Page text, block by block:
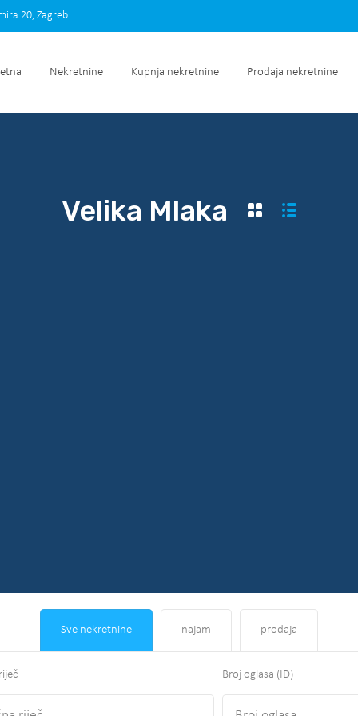
Početna Nekretnine Kupnja nekretnine Prodaja
20, Zagreb
Nekretnine Kupnja nekretnine Prodaja nekretnine
Velika Mlaka
Sve nekretnine najam prodaja
Broj oglasa (ID)